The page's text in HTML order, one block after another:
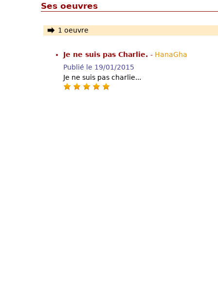
Ses oeuvres
1 oeuvre
Je ne suis pas Charlie. - HanaGha
Publié le 19/01/2015
Je ne suis pas charlie...